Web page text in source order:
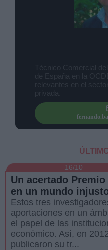
16/10
Un acertado
en un mundo
Estos tres
aportaciones en un
el papel de las
económico. Así, en
publicaron su tr...
Derechos:
Información adicional